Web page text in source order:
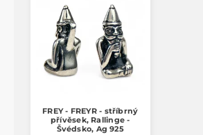
FREY - FREYR - stříbrný
přívěsek, Rallinge -
Švédsko, Ag 925